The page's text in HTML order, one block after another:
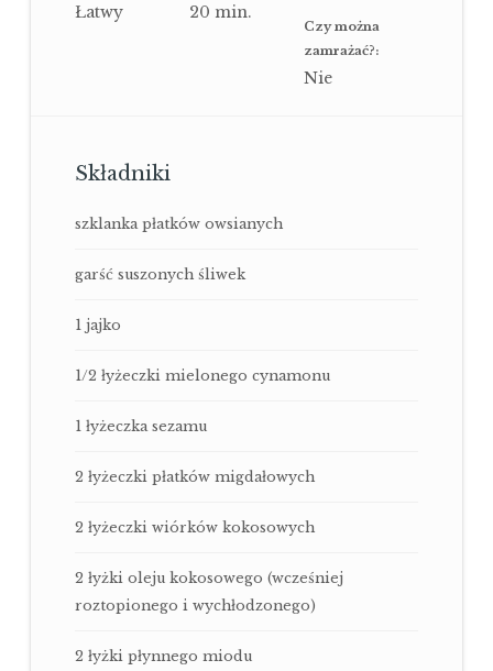
Łatwy 20 min.
Czy można
zamrażać?:
Nie
Składniki
szklanka płatków owsianych
garść suszonych śliwek
1 jajko
1/2 łyżeczki mielonego cynamonu
1 łyżeczka sezamu
2 łyżeczki płatków migdałowych
2 łyżeczki wiórków kokosowych
2 łyżki oleju kokosowego (wcześniej
roztopionego i wychłodzonego)
2 łyżki płynnego miodu